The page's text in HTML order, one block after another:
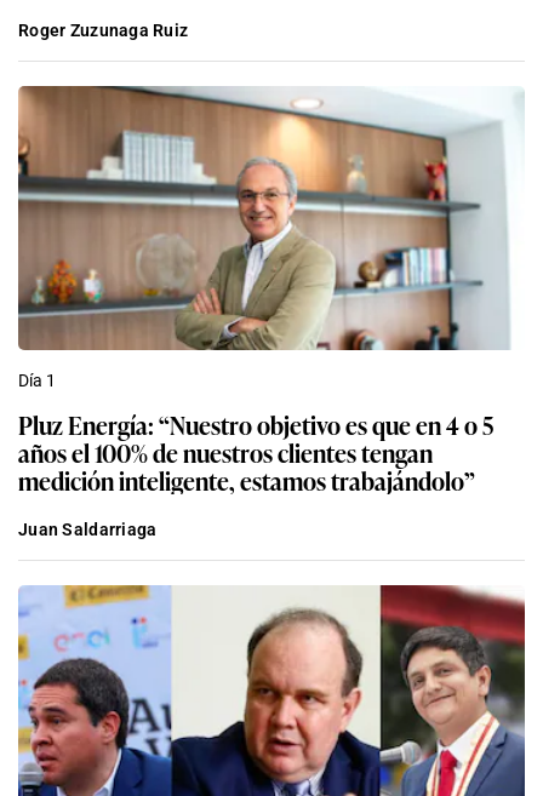
Roger Zuzunaga Ruiz
Día 1
Pluz Energía: “Nuestro objetivo es que en 4 o 5
años el 100% de nuestros clientes tengan
medición inteligente, estamos trabajándolo”
Juan Saldarriaga